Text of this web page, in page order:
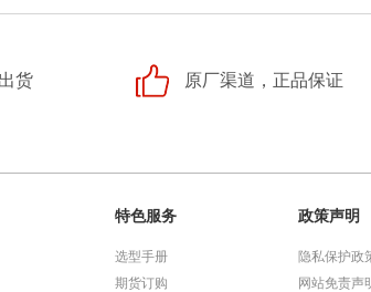
货 原厂渠道，正品保证
特色服务
选型手册
期货订购
政策声明
隐私保护政
网站免责声